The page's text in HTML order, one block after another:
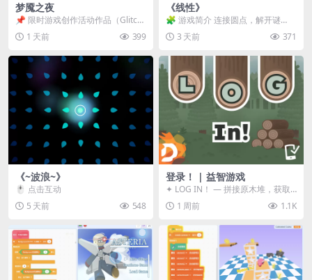
梦魇之夜
📌 限时游戏创作活动作品（Glitch
Game Jam） 📖 故事背景 怪物四...
1 天前 399
《线性》
🧩 游戏简介 连接圆点，解开谜
题。 ⚠️ 重要提示 所有关卡均可通
关，请确保使用...
3 天前 371
《~波浪~》
🖱️ 点击互动
5 天前
548
登录！ | 益智游戏
✦ LOG IN！ — 拼接原木堆，获取
分数！ ᑕ☲◎ ᑕ☲◎ ᑕ☲◎ ᑕ☲◎ ...
1 周前 1.1K